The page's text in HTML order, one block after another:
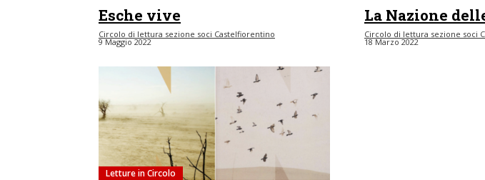
Esche vive
Circolo di lettura sezione soci Castelfiorentino
9 Maggio 2022
La Nazione
Circolo di lettura sezione soci
18 Marzo 2022
Letture in Circolo